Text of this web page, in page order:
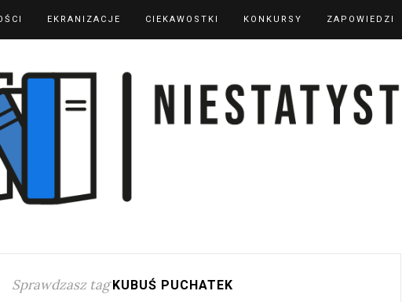
EKRANIZACJE CIEKAWOSTKI KONKURSY ZAPOWIEDZI
Sprawdzasz tag KUBUŚ PUCHATEK